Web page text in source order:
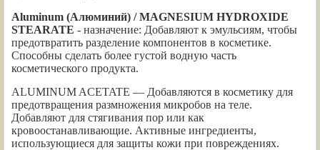
Aluminum (Алюминий) / MAGNESIUM HYDROXIDE
STEARATE - назначение: Добавляют к эмульсиям, чтобы
предотвратить разделение компонентов в косметике.
Способны сделать более густой водную часть
косметического продукта.
ALUMINUM ACETATE — Добавляются в косметику для
предотвращения размножения микробов на теле.
Добавляют для стягивания пор или как
кровоостанавливающие. Активные ингредиенты,
использующиеся для защиты кожи при повреждениях.